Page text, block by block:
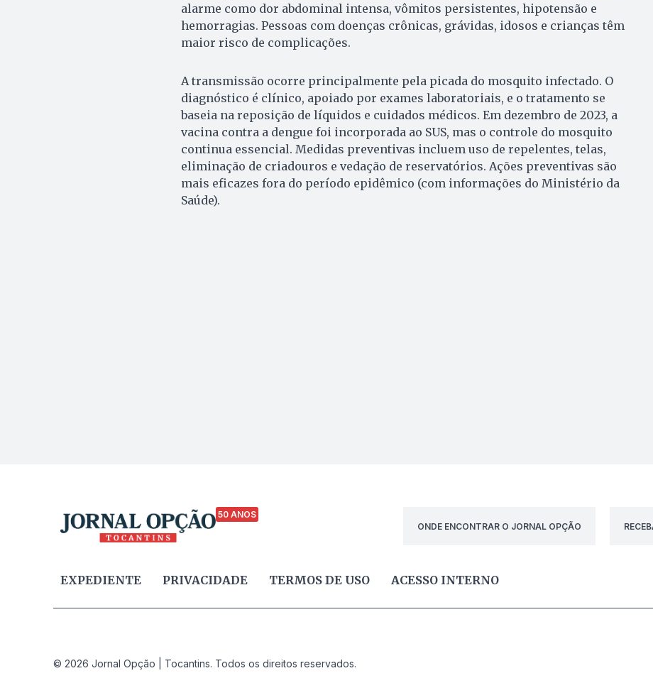
alarme como dor abdominal intensa, vômitos persistentes, hipotensão e
hemorragias. Pessoas com doenças crônicas, grávidas, idosos e crianças têm
maior risco de complicações.
A transmissão ocorre principalmente pela picada do mosquito infectado. O
diagnóstico é clínico, apoiado por exames laboratoriais, e o tratamento se
baseia na reposição de líquidos e cuidados médicos. Em dezembro de 2023, a
vacina contra a dengue foi incorporada ao SUS, mas o controle do mosquito
continua essencial. Medidas preventivas incluem uso de repelentes, telas,
eliminação de criadouros e vedação de reservatórios. Ações preventivas são
mais eficazes fora do período epidêmico (com informações do Ministério da
Saúde).
50 ANOS
ONDE ENCONTRAR O JORNAL OPÇÃO
EXPEDIENTE PRIVACIDADE TERMOS DE USO ACESSO INTERNO
© 2026 Jornal Opção | Tocantins. Todos os direitos reservados.